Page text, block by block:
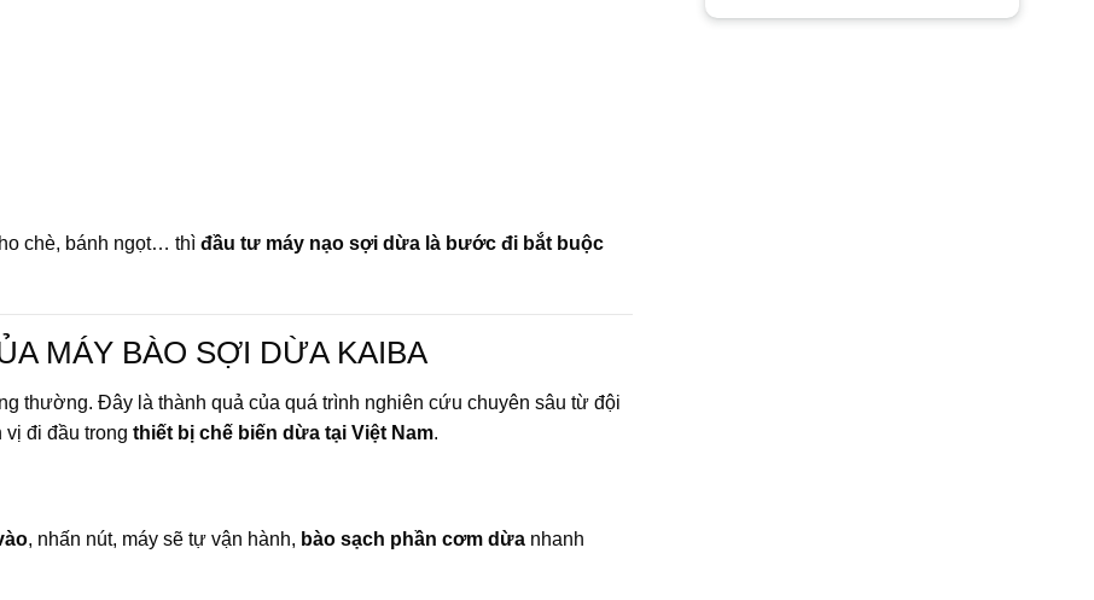
chè, bánh ngọt… thì đầu tư máy nạo sợi dừa là bước đi bắt buộc
MÁY BÀO SỢI DỪA KAIBA
thường. Đây là thành quả của quá trình nghiên cứu chuyên sâu từ đội
vị đi đầu trong thiết bị chế biến dừa tại Việt Nam.
, nhấn nút, máy sẽ tự vận hành, bào sạch phần cơm dừa nhanh